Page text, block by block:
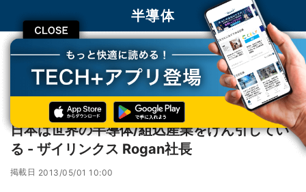
CLOSE
半導体
TECH+ テクノロジー
半導体
日本は世界の半導体/組込産業をけん引している - ザイリンクス Rogan社長
インタビュー
日本は世界の半導体/組込産業をけん引してい
る - ザイリンクス Rogan社長
掲載日 2013/05/01 10:00